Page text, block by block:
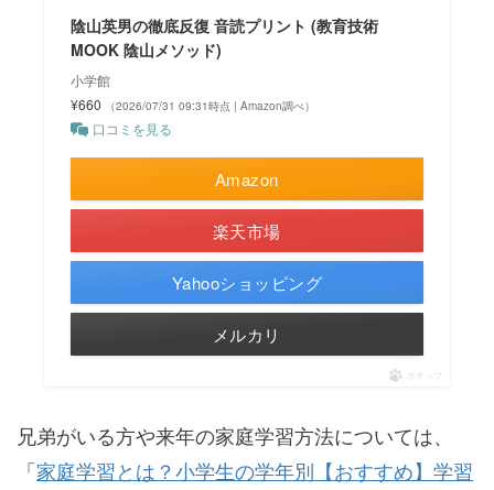
陰山英男の徹底反復 音読プリント (教育技術
MOOK 陰山メソッド)
小学館
¥660
（2026/07/31 09:31時点 | Amazon調べ）
口コミを見る
Amazon
楽天市場
Yahooショッピング
メルカリ
ポチップ
兄弟がいる方や来年の家庭学習方法については、
「家庭学習とは？小学生の学年別【おすすめ】学習